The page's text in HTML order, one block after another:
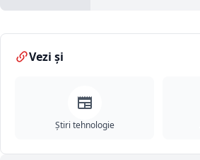
Vezi și
Știri tehnologie